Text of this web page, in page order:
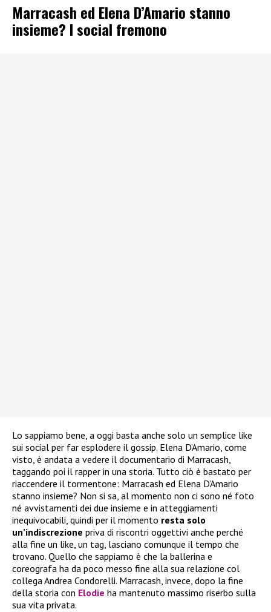
Marracash ed Elena D’Amario stanno
insieme? I social fremono
Lo sappiamo bene, a oggi basta anche solo un semplice like
sui social per far esplodere il gossip. Elena D’Amario, come
visto, è andata a vedere il documentario di Marracash,
taggando poi il rapper in una storia. Tutto ciò è bastato per
riaccendere il tormentone: Marracash ed Elena D’Amario
stanno insieme? Non si sa, al momento non ci sono né foto
né avvistamenti dei due insieme e in atteggiamenti
inequivocabili, quindi per il momento resta solo
un’indiscrezione priva di riscontri oggettivi anche perché
alla fine un like, un tag, lasciano comunque il tempo che
trovano. Quello che sappiamo è che la ballerina e
coreografa ha da poco messo fine alla sua relazione col
collega Andrea Condorelli. Marracash, invece, dopo la fine
della storia con Elodie ha mantenuto massimo riserbo sulla
sua vita privata.